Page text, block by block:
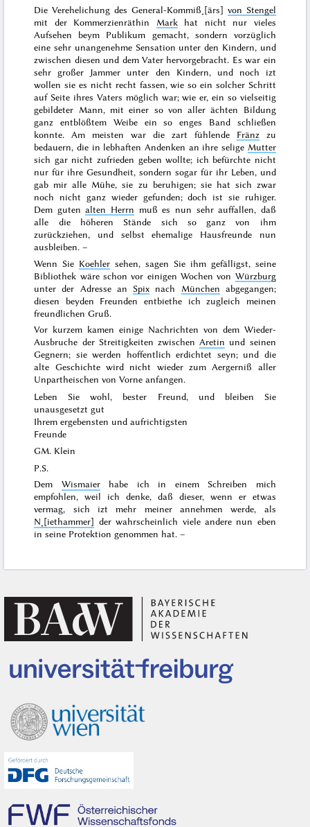
Die Verehelichung des General-Kommiß˖[ärs] von Stengel
mit der Kommerzienräthin Markhat nicht nur vieles
Aufsehen beym Publikum gemacht, sondern vorzüglich
eine sehr unangenehme Sensation unter den Kindern, und
zwischen diesen und dem Vater hervorgebracht. Es war ein
sehr großer Jammer unter den Kindern, und noch izt
wollensie es nicht recht fassen, wie so ein solcher Schritt
auf Seite ihres Vaters möglich war; wie er, ein so vielseitig
gebildeter Mann, mit einer so von aller ächten Bildung
ganz entblößtem Weibe ein so enges Band schließen
konnte. Am meisten war die zart fühlende Fränzzu
bedauern, die in lebhaften Andenken an ihre selige Mutter
sich gar nicht zufrieden geben wollte; ich befürchte nicht
nur für ihre Gesundheit, sondern sogar für ihr Leben, und
gab mir alle Mühe, sie zu beruhigen; sie hat sich zwar
noch nicht ganz wieder gefunden; doch ist sie ruhiger.
Dem gutenalten Herrn muß es nun sehr auffallen, daß
alle die höheren Stände sich so ganz von ihm
zurückziehen, und selbst ehemalige Hausfreunde nun
ausbleiben. –
Wenn Sie Koehler sehen, sagen Sie ihm gefälligst, seine
Bibliothek wäre schon vor einigen Wochen von Würzburg
unter der Adresse an Spix nach München abgegangen;
diesen beyden Freunden entbiethe ich zugleich meinen
freundlichen Gruß.
Vor kurzem kamen einige Nachrichten von dem Wieder-
Ausbruche der Streitigkeiten zwischenAretin und seinen
Gegnern; sie werden hoffentlich erdichtet seyn; und die
alte Geschichte wird nicht wieder zum Aergerniß aller
Unpartheischen von Vorne anfangen.
Leben Sie wohl, bester Freund, und bleiben Sie
unausgesetzt gut
Ihrem ergebensten und aufrichtigsten
Freunde
GM. Klein
P.S.
Dem Wismaierhabe ich in einem Schreiben mich
empfohlen, weil ich denke, daß dieser, wenn er etwas
vermag, sich izt mehr meiner annehmen werde, als
N˖[iethammer] der wahrscheinlich viele andere nun eben
in seine Protektion genommen hat. –